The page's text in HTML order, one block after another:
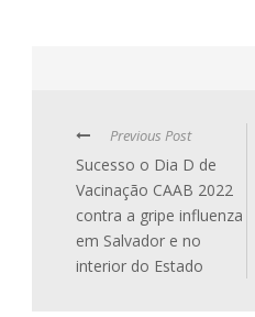
Previous Post
Sucesso o Dia D de
Vacinação CAAB 2022
contra a gripe influenza
em Salvador e no
interior do Estado